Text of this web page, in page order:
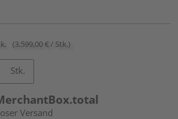
(3.599,00 € / Stk.)
Stk.
Versand